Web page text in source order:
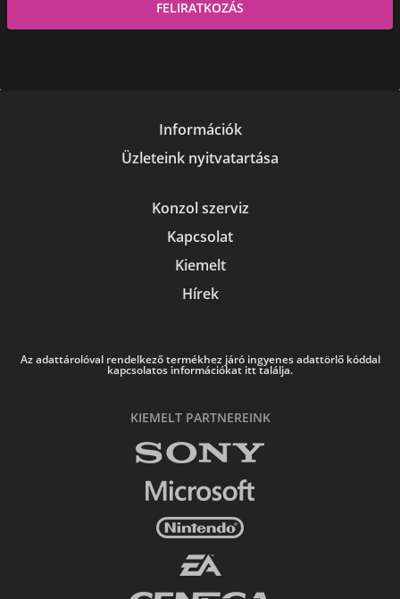
Információk
Üzleteink nyitvatartása
Konzol szerviz
Kapcsolat
Kiemelt
Hírek
Az adattárolóval rendelkező termékhez járó ingyenes adattörlő kóddal
kapcsolatos információkat itt találja.
KIEMELT PARTNEREINK